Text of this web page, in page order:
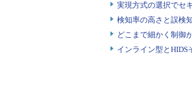
実現方式の選択でセ
検知率の高さと誤検
どこまで細かく制御
インライン型とHIDS